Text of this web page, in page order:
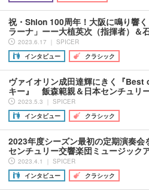
祝・Shion 100周年！大阪に鳴り響
ラーナ」ーー大植英次（指揮者）＆
2023.6.17 ｜ SPICER
インタビュー
クラシック
ヴァイオリン成田達輝にきく『Best
キー』 飯森範親＆日本センチュリ
2023.5.3 ｜ SPICER
インタビュー
クラシック
2023年度シーズン最初の定期演奏会
センチュリー交響楽団ミュージック
2023.4.1 ｜ SPICER
インタビュー
クラシック